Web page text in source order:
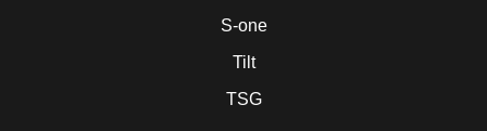
S-one
Tilt
TSG